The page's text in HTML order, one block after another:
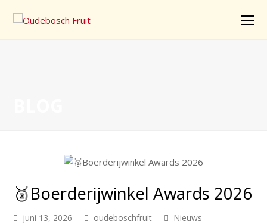
🥈Boerderijwinkel Awards 2026
juni 13, 2026 oudeboschfruit
Nieuws